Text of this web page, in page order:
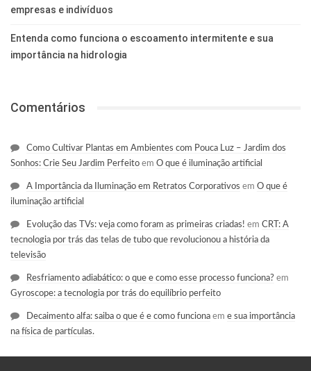
empresas e indivíduos
Entenda como funciona o escoamento intermitente e sua
importância na hidrologia
Comentários
Como Cultivar Plantas em Ambientes com Pouca Luz – Jardim dos
Sonhos: Crie Seu Jardim Perfeito em O que é iluminação artificial
A Importância da Iluminação em Retratos Corporativos em O que é
iluminação artificial
Evolução das TVs: veja como foram as primeiras criadas! em CRT: A
tecnologia por trás das telas de tubo que revolucionou a história da
televisão
Resfriamento adiabático: o que e como esse processo funciona? em
Gyroscope: a tecnologia por trás do equilíbrio perfeito
Decaimento alfa: saiba o que é e como funciona em e sua importância
na física de partículas.